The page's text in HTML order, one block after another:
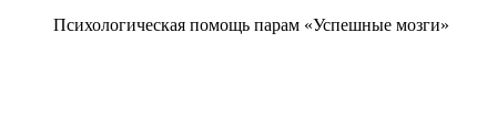
Психологическая помощь парам «Успешные мозги»